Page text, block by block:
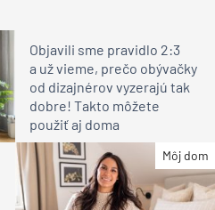
Objavili sme pravidlo 2:3
a už vieme, prečo obývačky
od dizajnérov vyzerajú tak
dobre! Takto môžete
použiť aj doma
Môj dom